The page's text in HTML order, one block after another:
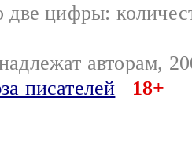
две цифры:
авторам,
писателей
18+